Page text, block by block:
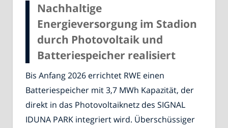
Nachhaltige
Energieversorgung im Stadion
durch Photovoltaik und
Batteriespeicher realisiert
Bis Anfang 2026 errichtet RWE einen
Batteriespeicher mit 3,7 MWh Kapazität, der
direkt in das Photovoltaiknetz des SIGNAL
IDUNA PARK integriert wird. Überschüssiger